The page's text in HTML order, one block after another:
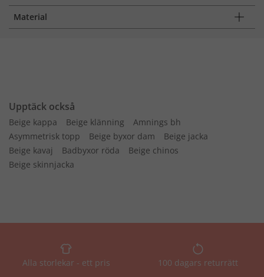
Material
Upptäck också
Beige kappa Beige klänning
Amnings bh
Asymmetrisk topp
Beige byxor dam
Beige jacka
Beige kavaj
Badbyxor röda
Beige chinos
Beige skinnjacka
Alla storlekar - ett pris 100 dagars returrätt